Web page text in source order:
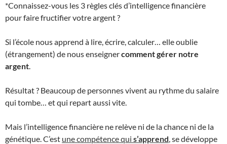
*Connaissez-vous les 3 règles clés d’intelligence financière
pour faire fructifier votre argent ?
Si l’école nous apprend à lire, écrire, calculer… elle oublie
(étrangement) de nous enseignercomment gérer notre
argent.
Résultat ? Beaucoup de personnes vivent au rythme du salaire
qui tombe… et qui repart aussi vite.
Mais l’intelligence financière ne relève ni de la chance ni de la
génétique. C’est une compétence qui s’apprend, se développe